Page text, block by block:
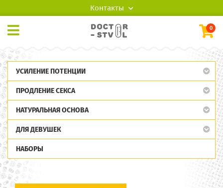
Контакты
0
УСИЛЕНИЕ ПОТЕНЦИИ
ПРОДЛЕНИЕ СЕКСА
НАТУРАЛЬНАЯ ОСНОВА
ДЛЯ ДЕВУШЕК
НАБОРЫ